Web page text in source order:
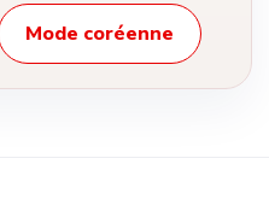
Mode coréenne